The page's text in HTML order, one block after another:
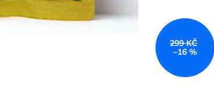
299 KČ
–16 %
349 Kč